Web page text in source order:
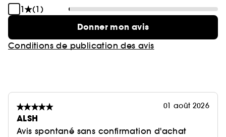
1
(1)
Donner mon avis
Conditions de publication des avis
01 août 2026
ALSH
Avis spontané sans confirmation d'achat